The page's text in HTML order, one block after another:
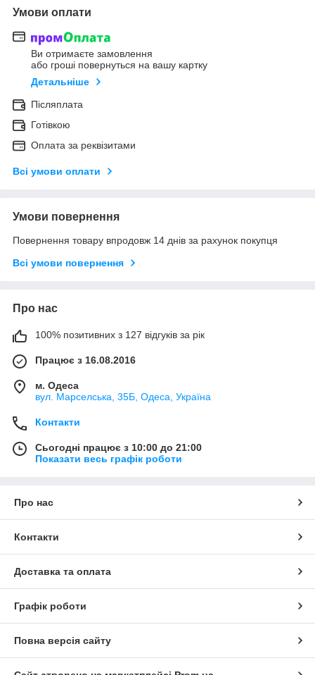
Умови оплати
Ви отримаєте замовлення
або гроші повернуться на вашу картку
Детальніше
Післяплата
Готівкою
Оплата за реквізитами
Всі умови оплати
Умови повернення
Повернення товару впродовж 14 днів за рахунок покупця
Всі умови повернення
Про нас
100% позитивних з 127 відгуків за рік
Працює з 16.08.2016
м. Одеса
вул. Марселська, 35Б, Одеса, Україна
Контакти
Сьогодні працює з 10:00 до 21:00
Показати весь графік роботи
Про нас
Контакти
Доставка та оплата
Графік роботи
Повна версія сайту